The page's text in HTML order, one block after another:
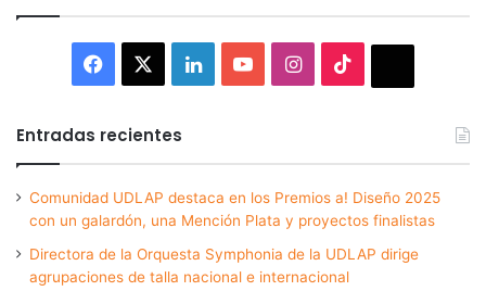
Facebook LinkedInYouTubeInstagram
Entradas recientes
Comunidad UDLAP destaca en los Premios a! Diseño 2025
con un galardón, una Mención Plata y proyectos finalistas
Directora de la Orquesta Symphonia de la UDLAP dirige
agrupaciones de talla nacional e internacional